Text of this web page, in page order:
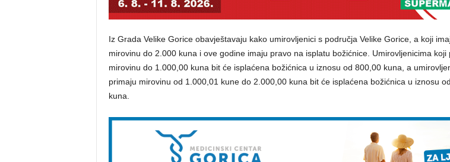
Iz Grada Velike Gorice obavještavaju kako umirovljenici s područja Velike Gorice, a koji
mirovinu do 2.000 kuna i ove godine imaju pravo na isplatu božićnice. Umirovljenicima koji
mirovinu do 1.000,00 kuna bit će isplaćena božićnica u iznosu od 800,00 kuna, a
primaju mirovinu od 1.000,01 kune do 2.000,00 kuna bit će isplaćena božićnica u iznosu
kuna.